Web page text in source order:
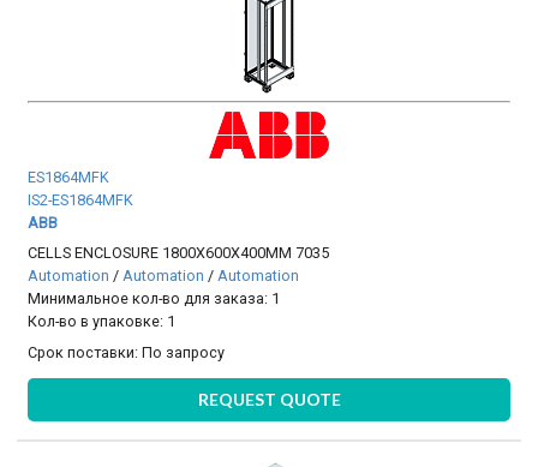
ES1864MFK
IS2-ES1864MFK
ABB
CELLS ENCLOSURE 1800X600X400MM 7035
Automation /Automation /Automation
Минимальное кол-во для заказа: 1
Кол-во в упаковке: 1
Срок поставки:По запросу
REQUEST QUOTE